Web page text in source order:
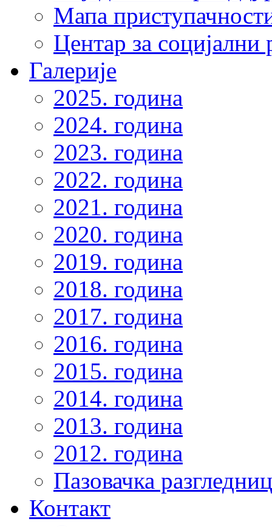
Мапа
Центар за
Галерије
2025. година
2024. година
2023. година
2022. година
2021. година
2020. година
2019. година
2018. година
2017. година
2016. година
2015. година
2014. година
2013. година
2012. година
Пазовачка
Контакт